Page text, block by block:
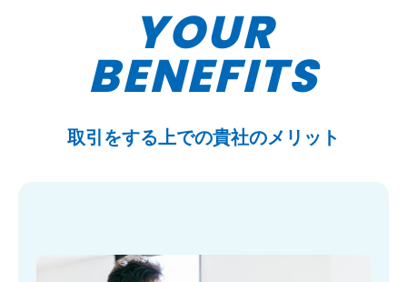
YOUR
BENEFITS
取引をする上での貴社のメリット